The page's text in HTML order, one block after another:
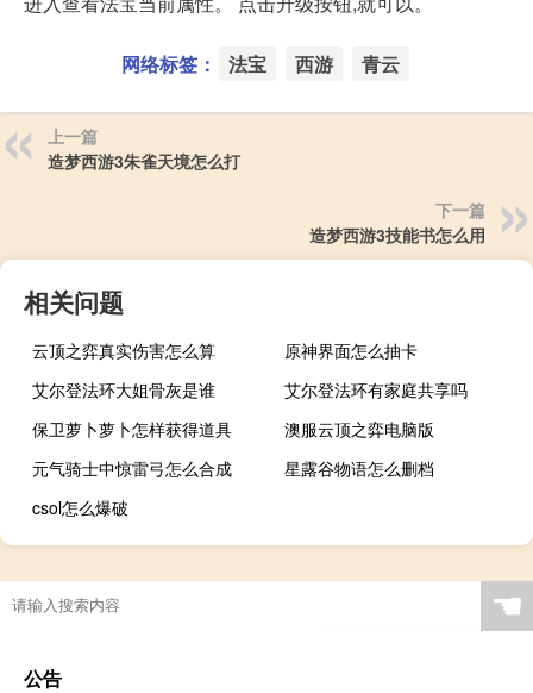
网络标签： 法宝 西游 青云
上一篇
造梦西游3朱雀天境怎么打
下一篇
造梦西游3技能书怎么用
相关问题
云顶之弈真实伤害怎么算
原神界面怎么抽卡
艾尔登法环大姐骨灰是谁
艾尔登法环有家庭共享吗
保卫萝卜萝卜怎样获得道具
澳服云顶之弈电脑版
元气骑士中惊雷弓怎么合成
星露谷物语怎么删档
csol怎么爆破
☚
公告